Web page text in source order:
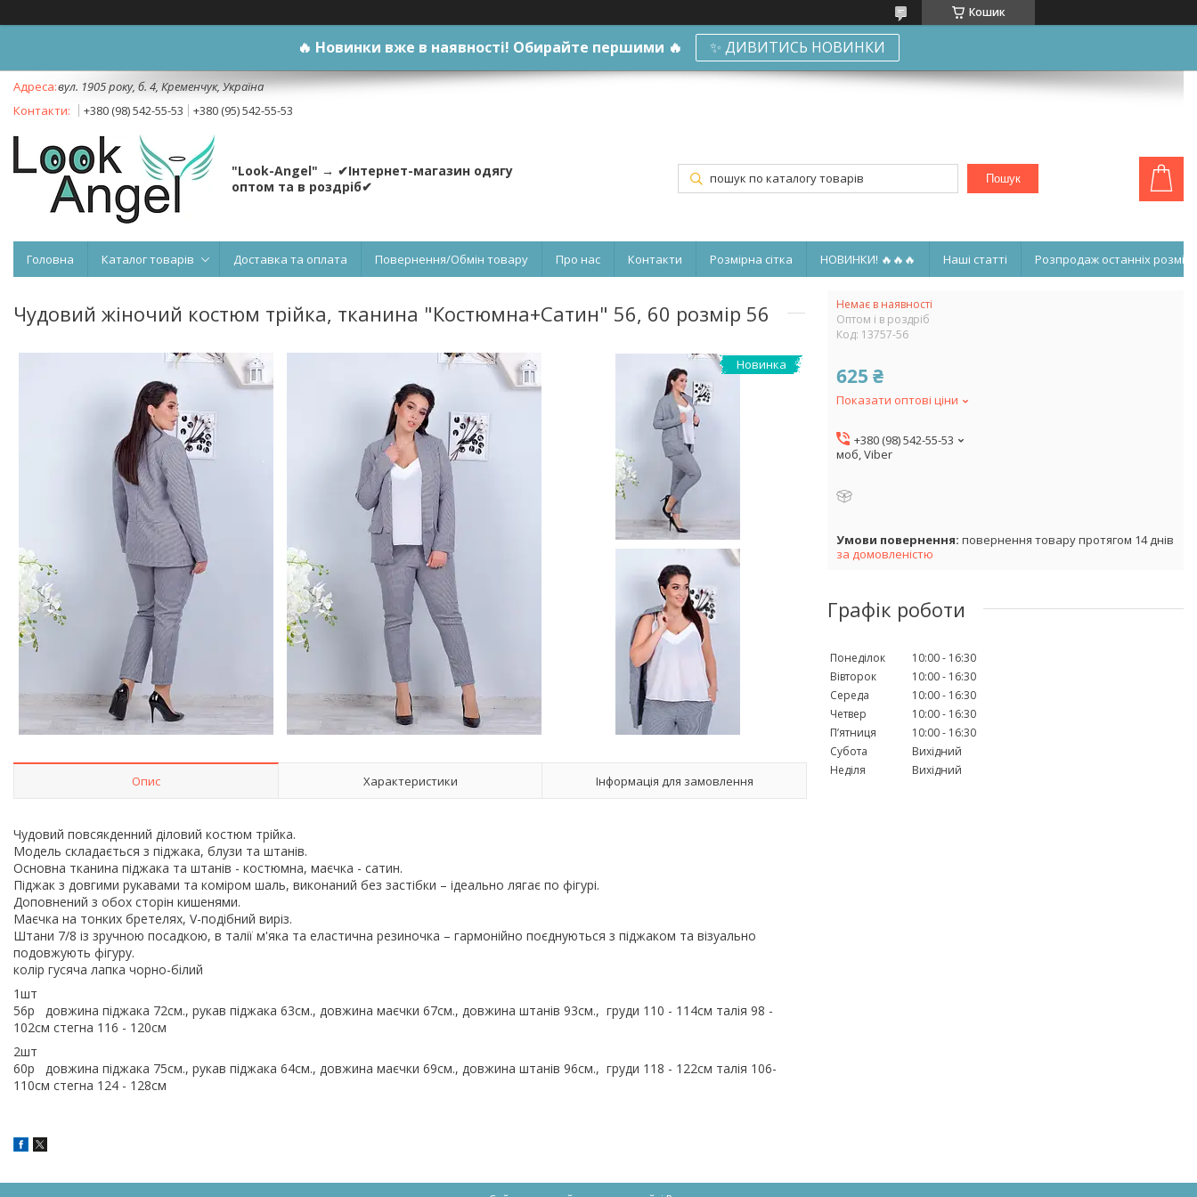
Кошик
🔥 Новинки вже в наявності! Обирайте першими 🔥 ✨ ДИВИТИСЬ НОВИНКИ
вул. 1905 року, б. 4, Кременчук, Україна
+380 (98) 542-55-53
+380 (95) 542-55-53
"Look-Angel" → ✔Інтернет-магазин одягу
оптом та в роздріб✔
Пошук
Головна Каталог товарів Доставка та оплата Повернення/Обмін товару Про нас Контакти Розмірна сітка НОВИНКИ! 🔥🔥🔥 Наші статті Розпродаж останніх
Чудовий жіночий костюм трійка, тканина "Костюмна+Сатин" 56, 60 розмір 56
Новинка
Опис Характеристики Інформація для замовлення
Чудовий повсякденний діловий костюм трійка.
Модель складається з піджака, блузи та штанів.
Основна тканина піджака та штанів - костюмна, маєчка - сатин.
Піджак з довгими рукавами та коміром шаль, виконаний без застібки – ідеально лягає по фігурі.
Доповнений з обох сторін кишенями.
Маєчка на тонких бретелях, V-подібний виріз.
Штани 7/8 із зручною посадкою, в талії м'яка та еластична резиночка – гармонійно поєднуються з піджаком та візуально
подовжують фігуру.
колір гусяча лапка чорно-білий
1шт
56р довжина піджака 72см., рукав піджака 63см., довжина маєчки 67см., довжина штанів 93см., груди 110 - 114см талія 98 -
102см стегна 116 - 120см
2шт
60р довжина піджака 75см., рукав піджака 64см., довжина маєчки 69см., довжина штанів 96см., груди 118 - 122см талія 106-
110см стегна 124 - 128см
Немає в наявності
Оптом і в роздріб
Код: 13757-56
625 ₴
Показати оптові ціни
+380 (98) 542-55-53
моб, Viber
повернення товару протягом 14 днів
за домовленістю
Графік роботи
Понеділок 10:00
16:30
Вівторок
10:00
16:30
Середа
10:00
16:30
Четвер
10:00
16:30
Пʼятниця
10:00
16:30
Субота
Вихідний
Неділя
Вихідний